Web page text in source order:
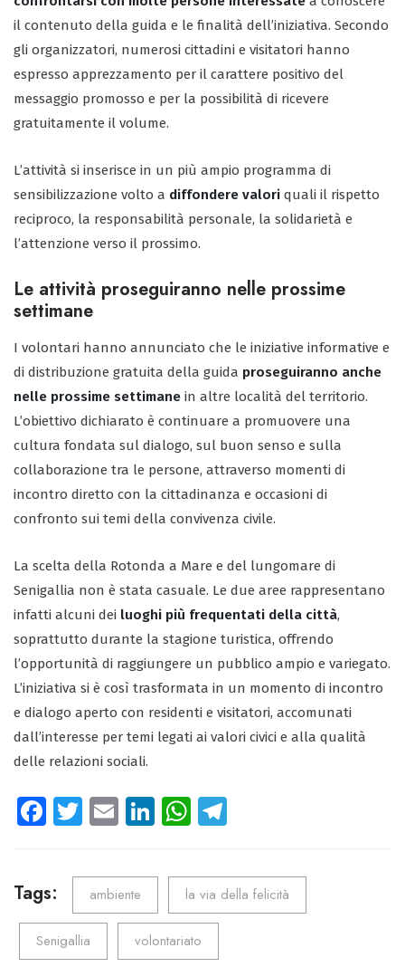
il contenuto della guida e le finalità dell’iniziativa. Secondo
gli organizzatori, numerosi cittadini e visitatori hanno
espresso apprezzamento per il carattere positivo del
messaggio promosso e per la possibilità di ricevere
gratuitamente il volume.
L’attività si inserisce in un più ampio programma di
sensibilizzazione volto a diffondere valori quali il rispetto
reciproco, la responsabilità personale, la solidarietà e
l’attenzione verso il prossimo.
Le attività proseguiranno nelle prossime
settimane
I volontari hanno annunciato che le iniziative informative e
di distribuzione gratuita della guida proseguiranno anche
nelle prossime settimane in altre località del territorio.
L’obiettivo dichiarato è continuare a promuovere una
cultura fondata sul dialogo, sul buon senso e sulla
collaborazione tra le persone, attraverso momenti di
incontro diretto con la cittadinanza e occasioni di
confronto sui temi della convivenza civile.
La scelta della Rotonda a Mare e del lungomare di
Senigallia non è stata casuale. Le due aree rappresentano
infatti alcuni dei luoghi più frequentati della città,
soprattutto durante la stagione turistica, offrendo
l’opportunità di raggiungere un pubblico ampio e variegato.
L’iniziativa si è così trasformata in un momento di incontro
e dialogo aperto con residenti e visitatori, accomunati
dall’interesse per temi legati ai valori civici e alla qualità
delle relazioni sociali.
Fa
o
ok
T
tt
er
E
ail
Li
e
n
W
ts
A
p
p
gr
a
m
Tags: ambiente la via della felicità
Senigallia volontariato